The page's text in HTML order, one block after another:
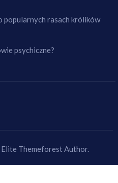
popularnych rasach królików
psychiczne?
Themeforest Author.